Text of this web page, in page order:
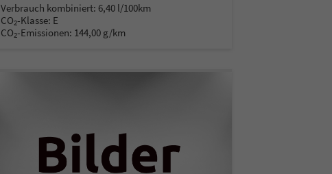
Verbrauch kombiniert: 6,40 l/100km
CO2-Klasse: E
CO2-Emissionen: 144,00 g/km